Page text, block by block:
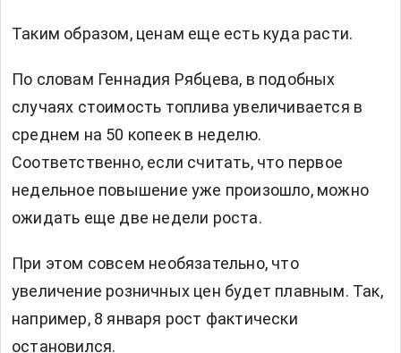
Таким образом, ценам еще есть куда расти.
По словам Геннадия Рябцева, в подобных
случаях стоимость топлива увеличивается в
среднем на 50 копеек в неделю.
Соответственно, если считать, что первое
недельное повышение уже произошло, можно
ожидать еще две недели роста.
При этом совсем необязательно, что
увеличение розничных цен будет плавным. Так,
например, 8 января рост фактически
остановился.